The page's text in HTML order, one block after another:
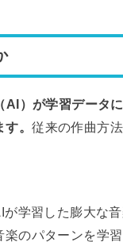
）が学習データ
す。従来の作曲方
学習した膨大な
のパターンを学